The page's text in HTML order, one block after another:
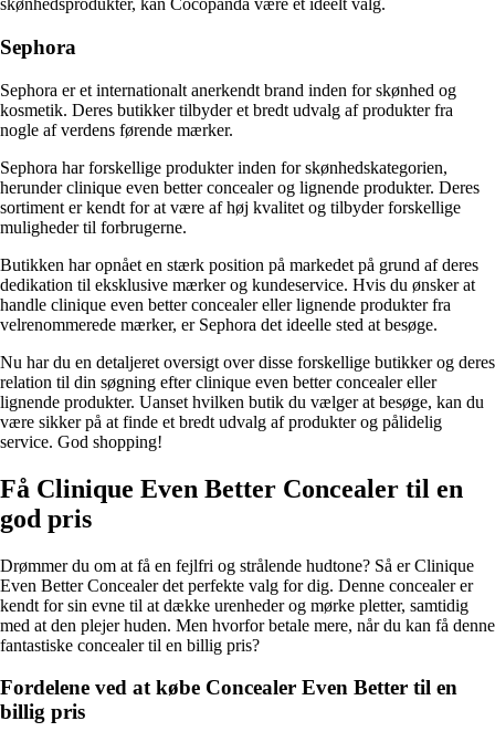
skønhedsprodukter, kan Cocopanda være et ideelt valg.
Sephora
Sephora er et internationalt anerkendt brand inden for skønhed og
kosmetik. Deres butikker tilbyder et bredt udvalg af produkter fra
nogle af verdens førende mærker.
Sephora har forskellige produkter inden for skønhedskategorien,
herunder clinique even better concealer og lignende produkter. Deres
sortiment er kendt for at være af høj kvalitet og tilbyder forskellige
muligheder til forbrugerne.
Butikken har opnået en stærk position på markedet på grund af deres
dedikation til eksklusive mærker og kundeservice. Hvis du ønsker at
handle clinique even better concealer eller lignende produkter fra
velrenommerede mærker, er Sephora det ideelle sted at besøge.
Nu har du en detaljeret oversigt over disse forskellige butikker og deres
relation til din søgning efter clinique even better concealer eller
lignende produkter. Uanset hvilken butik du vælger at besøge, kan du
være sikker på at finde et bredt udvalg af produkter og pålidelig
service. God shopping!
Få Clinique Even Better Concealer til en
god pris
Drømmer du om at få en fejlfri og strålende hudtone? Så er Clinique
Even Better Concealer det perfekte valg for dig. Denne concealer er
kendt for sin evne til at dække urenheder og mørke pletter, samtidig
med at den plejer huden. Men hvorfor betale mere, når du kan få denne
fantastiske concealer til en billig pris?
Fordelene ved at købe Concealer Even Better til en
billig pris